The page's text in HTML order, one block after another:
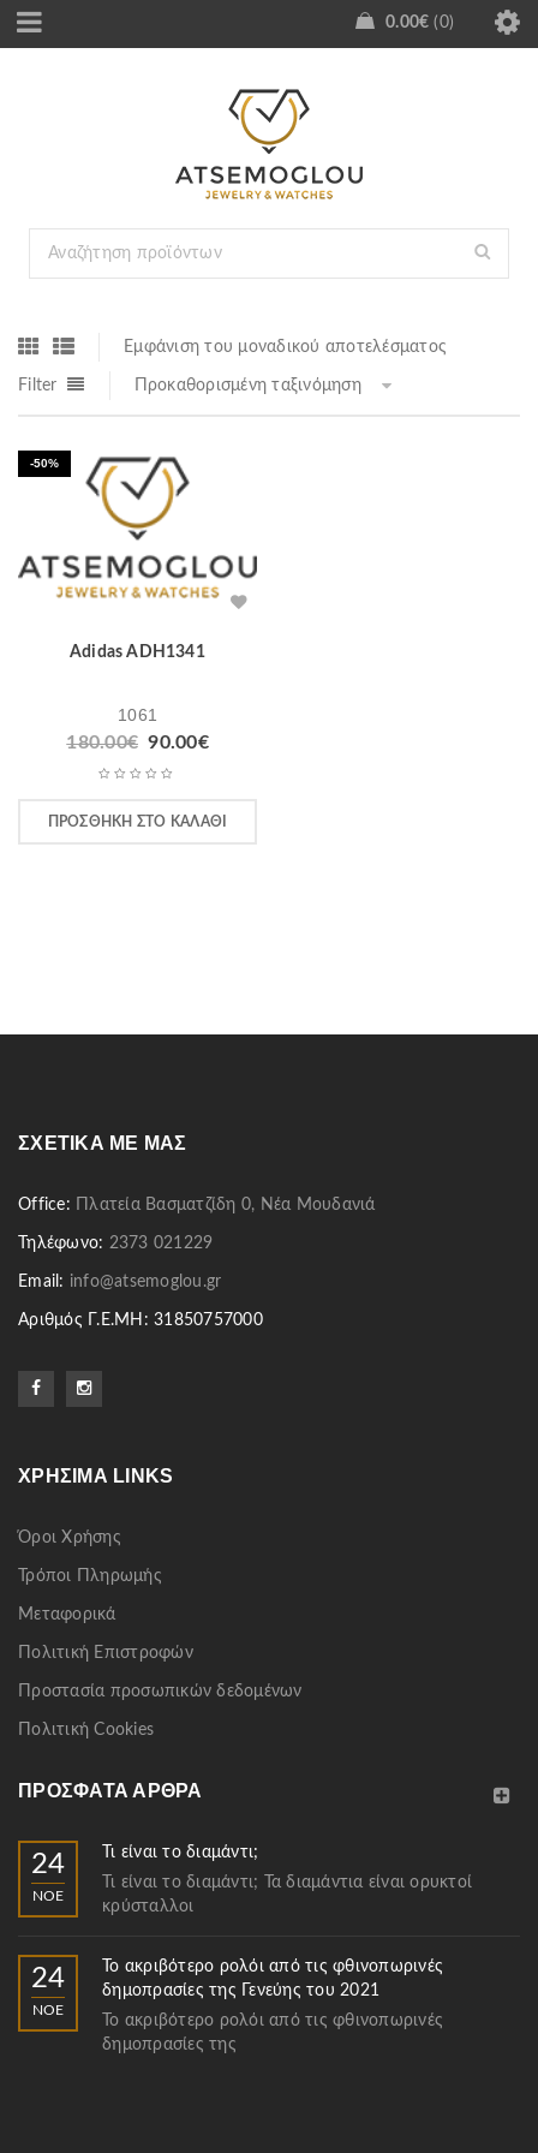
0.00€ 0
Εμφάνιση του μοναδικού αποτελέσματος
Filter Προκαθορισμένη ταξινόμηση
-50%
Adidas ADH1341
1061
180.00€ 90.00€
ΠΡΟΣΘΉΚΗ ΣΤΟ ΚΑΛΆΘΙ
ΣΧΕΤΙΚΆ ΜΕ ΜΑΣ
Office: Πλατεία Βασματζίδη 0, Νέα Μουδανιά
Τηλέφωνο: 2373 021229
Email: info@atsemoglou.gr
Αριθμός Γ.Ε.ΜΗ: 31850757000
ΧΡΉΣΙΜΑ LINKS
Όροι Χρήσης
Τρόποι Πληρωμής
Μεταφορικά
Πολιτική Επιστροφών
Προστασία προσωπικών δεδομένων
Πολιτική Cookies
ΠΡΌΣΦΑΤΑ ΆΡΘΡΑ
24
ΝΟΈ
Τι είναι το διαμάντι;
Τι είναι το διαμάντι; Τα διαμάντια είναι ορυκτοί
κρύσταλλοι
24
ΝΟΈ
Το ακριβότερο ρολόι από τις φθινοπωρινές
δημοπρασίες της Γενεύης του 2021
Το ακριβότερο ρολόι από τις φθινοπωρινές
δημοπρασίες της